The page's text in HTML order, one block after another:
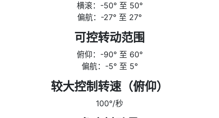
横滚：-50° 至 50°
偏航：-27° 至 27°
可控转动范围
俯仰：-90° 至 60°
偏航：-5° 至 5°
较大控制转速（俯仰）
100°/秒